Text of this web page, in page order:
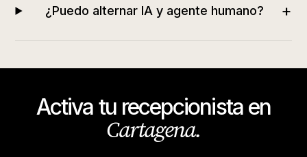
¿Puedo alternar IA y agente humano? +
Activa tu recepcionista en
Cartagena.